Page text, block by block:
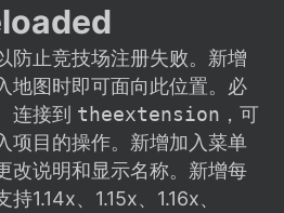
SodaMC
社区
防止竞技场注册失败。新增
地图时即可面向此位置。必
连接到 theextension ，可
项目的操作。新增加入菜单
改说明和显示名称。新增每
1.14x、1.15x、1.16x、